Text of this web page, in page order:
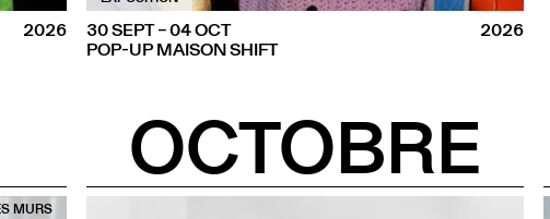
2026
POP-UP MAISON SHIFT
30 SEPT – 04 OCT 2026
OCTOBRE
MURS